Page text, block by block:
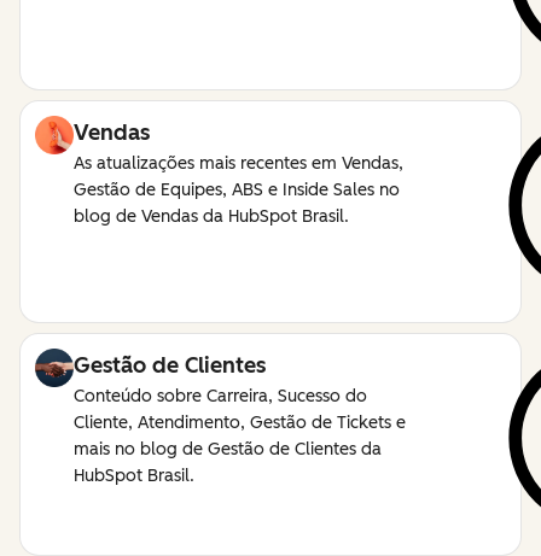
Vendas
As atualizações mais recentes em Vendas,
Gestão de Equipes, ABS e Inside Sales no
blog de Vendas da HubSpot Brasil.
Gestão de Clientes
Conteúdo sobre Carreira, Sucesso do
Cliente, Atendimento, Gestão de Tickets e
mais no blog de Gestão de Clientes da
HubSpot Brasil.